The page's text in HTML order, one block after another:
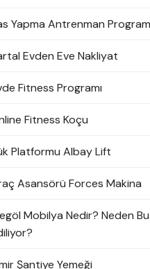
Yapma Antrenman
Evden Eve Nakliyat
Fitness Programı
Fitness Koçu
Platformu Albay Lift
Asansörü Forces Makina
Mobilya Nedir? Neden
Şantiye Yemeği